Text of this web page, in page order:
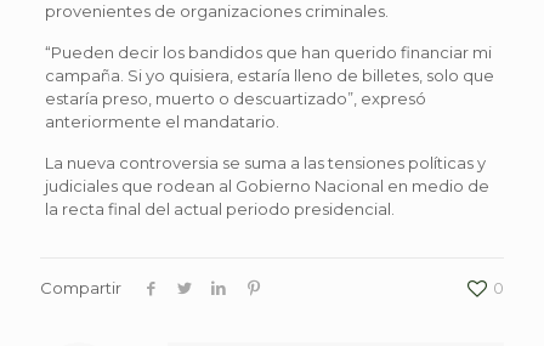
provenientes de organizaciones criminales.
“Pueden decir los bandidos que han querido financiar mi
campaña. Si yo quisiera, estaría lleno de billetes, solo que
estaría preso, muerto o descuartizado”, expresó
anteriormente el mandatario.
La nueva controversia se suma a las tensiones políticas y
judiciales que rodean al Gobierno Nacional en medio de
la recta final del actual periodo presidencial.
Compartir 0